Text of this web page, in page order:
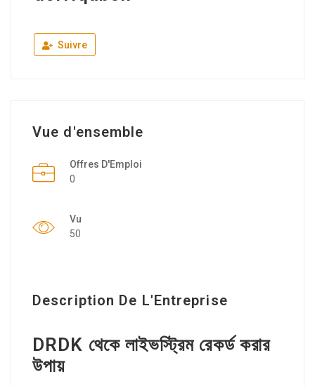
Suivre
Vue d'ensemble
Offres D'Emploi
0
Vu
50
Description De L'Entreprise
DRDK থেকে লাইভস্ট্রিম রেকর্ড করার
উপায়